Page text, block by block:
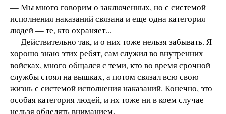
— Мы много говорим о заключенных, но с системой
исполнения наказаний связана и еще одна категория
людей — те, кто охраняет...
— Действительно так, и о них тоже нельзя забывать. Я
хорошо знаю этих ребят, сам служил во внутренних
войсках, много общался с теми, кто во время срочной
службы стоял на вышках, а потом связал всю свою
жизнь с системой исполнения наказаний. Конечно, это
особая категория людей, и их тоже ни в коем случае
нельзя обделять вниманием.